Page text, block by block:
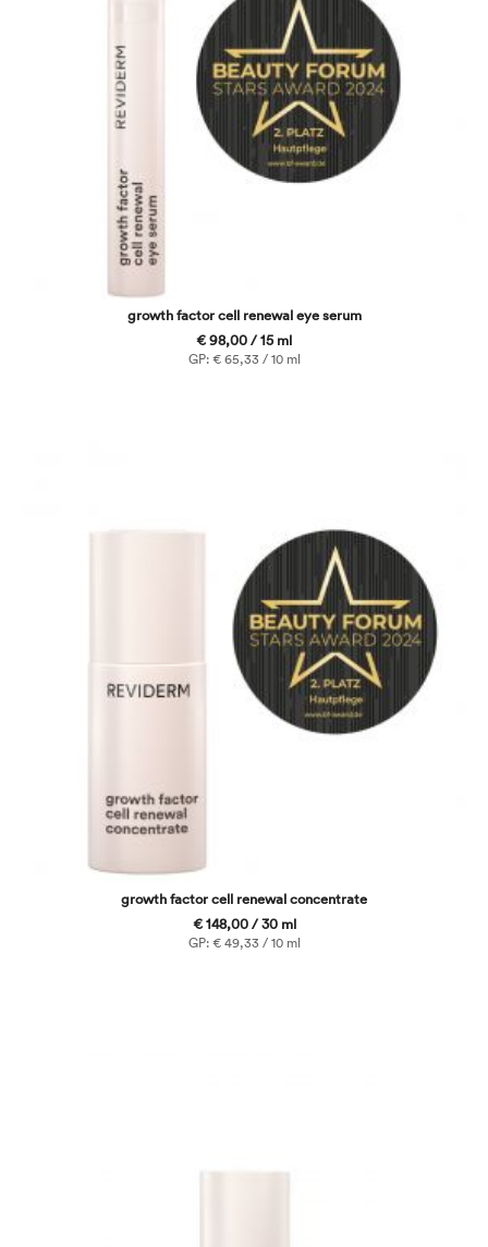
growth factor cell renewal eye serum
€ 98,00 / 15 ml
GP: € 65,33 / 10 ml
growth factor cell renewal concentrate
€ 148,00 / 30 ml
GP: € 49,33 / 10 ml